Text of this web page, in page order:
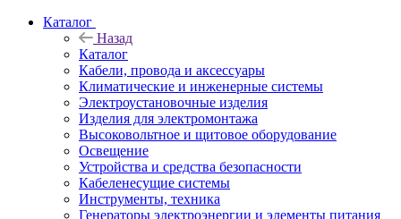
Каталог
Назад
Каталог
Кабели, провода и аксессуары
Климатические и инженерные системы
Электроустановочные изделия
Изделия для электромонтажа
Высоковольтное и щитовое оборудование
Освещение
Устройства и средства безопасности
Кабеленесущие системы
Инструменты, техника
Генераторы электроэнергии и элементы питания